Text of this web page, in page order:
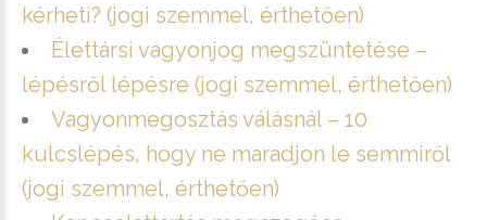
kérheti? (jogi szemmel, érthetően)
Élettársi vagyonjog megszüntetése –
lépésről lépésre (jogi szemmel, érthetően)
Vagyonmegosztás válásnál – 10
kulcslépés, hogy ne maradjon le semmiről
(jogi szemmel, érthetően)